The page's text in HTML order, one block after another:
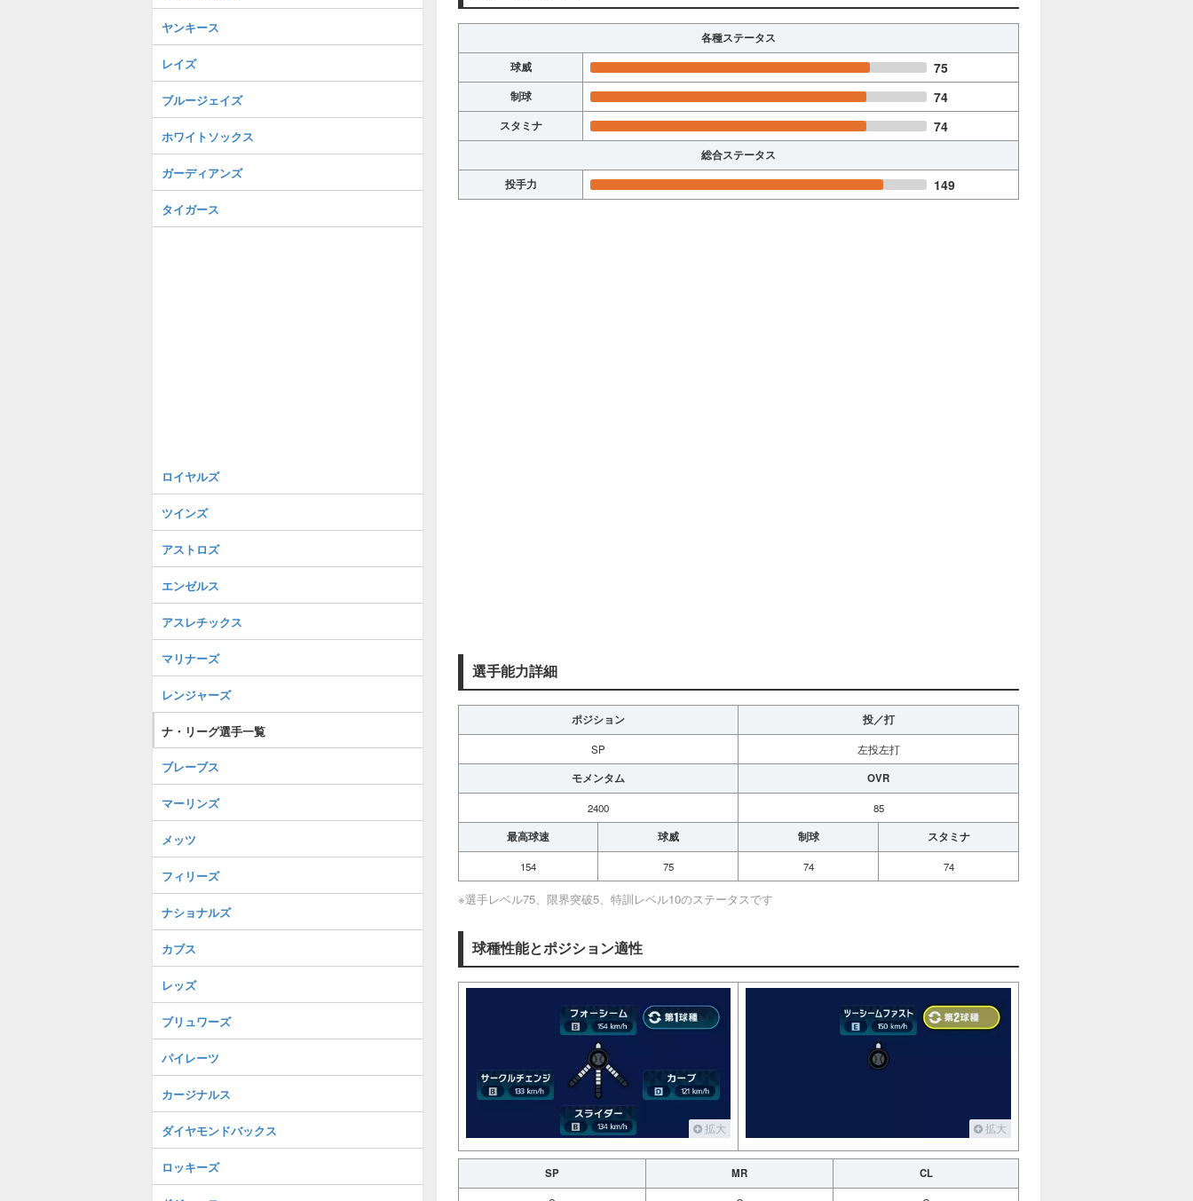
各種ステータス
球威
75
制球 74
スタミナ 74
総合ステータス
投手力
149
選手能力詳細
ポジション 投／打
SP 左投左打
モメンタム OVR
2400 85
最高球速 球威 制球 スタミナ
154 75 74 74
※選手レベル75、限界突破5、特訓レベル10のステータスです
球種性能とポジション適性
拡大 拡大
SP MR CL
ヤンキース
レイズ
ブルージェイズ
ホワイトソックス
ガーディアンズ
タイガース
ロイヤルズ
ツインズ
アストロズ
エンゼルス
アスレチックス
マリナーズ
レンジャーズ
ナ・リーグ選手一覧
ブレーブス
マーリンズ
メッツ
フィリーズ
ナショナルズ
カブス
レッズ
ブリュワーズ
パイレーツ
カージナルス
ダイヤモンドバックス
ロッキーズ